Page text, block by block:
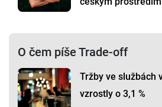
O čem píše Trade-off
Tržby ve službách
vzrostly o 3,1 %